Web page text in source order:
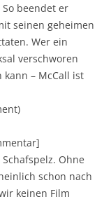
beendet er
seinen geheimen
Wer ein
verschworen
– McCall ist
Ohne
schon nach
keinen Film